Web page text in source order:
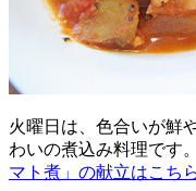
火曜日は、色合いが鮮
わいの煮込み料理です
マト煮」の献立はこち